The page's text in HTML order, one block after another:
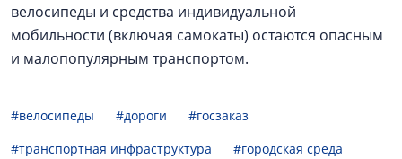
велосипеды и средства индивидуальной
мобильности (включая самокаты) остаются опасным
и малопопулярным транспортом.
#велосипеды #дороги
#госзаказ
#транспортная инфраструктура
#городская среда